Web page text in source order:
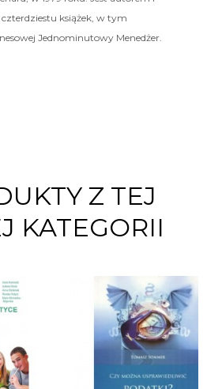
książek, w tym
Jednominutowy Menedżer.
Z TEJ
KATEGORII